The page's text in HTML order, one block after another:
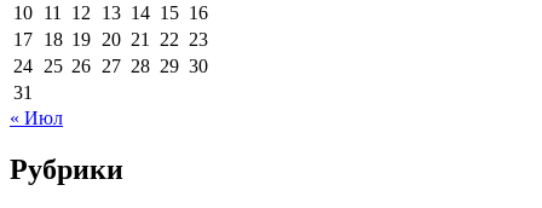
10 11 12 13 14 15 16
17 18 19 20 21 22 23
24 25 26 27 28 29 30
31
« Июл
Рубрики